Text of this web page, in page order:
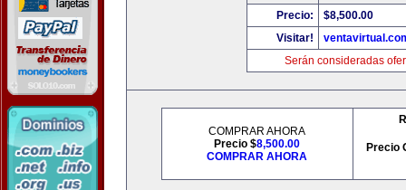
Precio:
$8,500.00
Visitar!
Serán consideradas
COMPRAR AHORA
Precio $8,500.00
COMPRAR AHORA
Precio